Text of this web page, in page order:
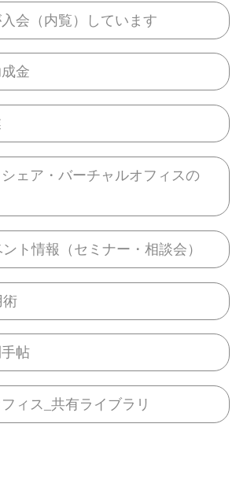
会（内覧）しています
金
ェア・バーチャルオフィスの
ント情報（セミナー・相談会）
術
帖
ィス_共有ライブラリ